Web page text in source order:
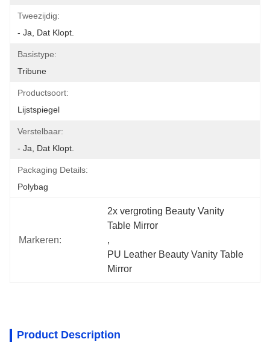
Tweezijdig:
- Ja, Dat Klopt.
Basistype:
Tribune
Productsoort:
Lijstspiegel
Verstelbaar:
- Ja, Dat Klopt.
Packaging Details:
Polybag
Markeren:
2x vergroting Beauty Vanity
Table Mirror
,
PU Leather Beauty Vanity Table
Mirror
Product Description